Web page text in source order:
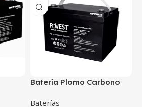
|
Batería Plomo Carbono
VRLA Ciclo Profundo |
Baterías